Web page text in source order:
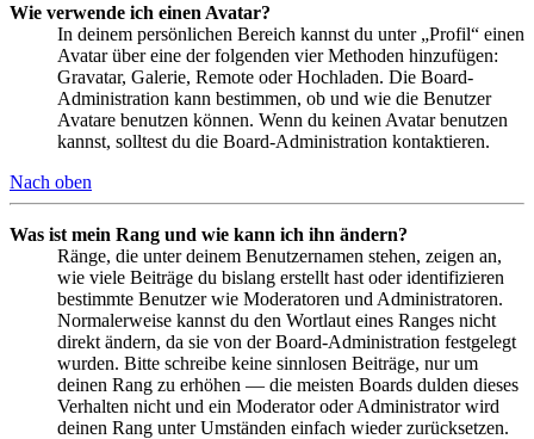
Wie verwende ich einen Avatar?
In deinem persönlichen Bereich kannst du unter „Profil“ einen
Avatar über eine der folgenden vier Methoden hinzufügen:
Gravatar, Galerie, Remote oder Hochladen. Die Board-
Administration kann bestimmen, ob und wie die Benutzer
Avatare benutzen können. Wenn du keinen Avatar benutzen
kannst, solltest du die Board-Administration kontaktieren.
Nach oben
Was ist mein Rang und wie kann ich ihn ändern?
Ränge, die unter deinem Benutzernamen stehen, zeigen an,
wie viele Beiträge du bislang erstellt hast oder identifizieren
bestimmte Benutzer wie Moderatoren und Administratoren.
Normalerweise kannst du den Wortlaut eines Ranges nicht
direkt ändern, da sie von der Board-Administration festgelegt
wurden. Bitte schreibe keine sinnlosen Beiträge, nur um
deinen Rang zu erhöhen — die meisten Boards dulden dieses
Verhalten nicht und ein Moderator oder Administrator wird
deinen Rang unter Umständen einfach wieder zurücksetzen.